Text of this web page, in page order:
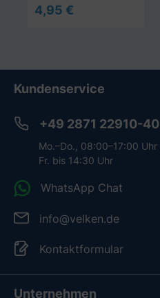
4,95 €
Unternehmen
Kundenservice
+49 2871 22910-40
Mo.–Do., 08:00–17:00 Uhr
Fr. bis 14:30 Uhr
WhatsApp Chat
info@velken.de
Kontaktformular